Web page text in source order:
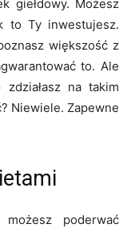
giełdowy. Możesz
to Ty inwestujesz.
większość z
to. Ale
na takim
Niewiele. Zapewne
poderwać